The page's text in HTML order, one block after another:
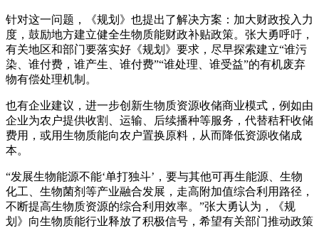
针对这一问题，《规划》也提出了解决方案：加大财政投入力
度，鼓励地方建立健全生物质能财政补贴政策。张大勇呼吁，
有关地区和部门要落实好《规划》要求，尽早探索建立“谁污
染、谁付费，谁产生、谁付费”“谁处理、谁受益”的有机废弃
物有偿处理机制。
也有企业建议，进一步创新生物质资源收储商业模式，例如由
企业为农户提供收割、运输、后续播种等服务，代替秸秆收储
费用，或用生物质能向农户置换原料，从而降低资源收储成
本。
“发展生物能源不能‘单打独斗’，要与其他可再生能源、生物
化工、生物菌剂等产业融合发展，走高附加值综合利用路径，
不断提高生物质资源的综合利用效率。”张大勇认为，《规
划》向生物质能行业释放了积极信号，希望有关部门推动政策